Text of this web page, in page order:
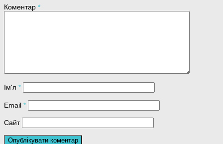
Коментар *
Ім'я *
Email *
Сайт